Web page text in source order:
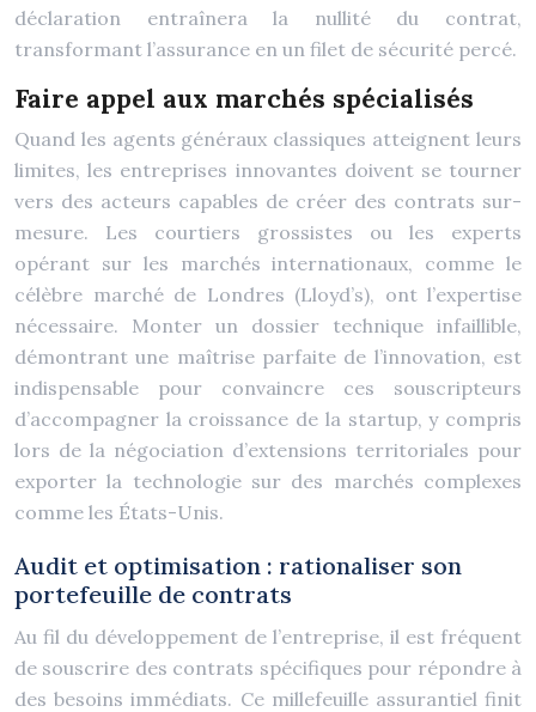
déclaration entraînera la nullité du contrat,
transformant l’assurance en un filet de sécurité percé.
Faire appel aux marchés spécialisés
Quand les agents généraux classiques atteignent leurs
limites, les entreprises innovantes doivent se tourner
vers des acteurs capables de créer des contrats sur-
mesure. Les courtiers grossistes ou les experts
opérant sur les marchés internationaux, comme le
célèbre marché de Londres (Lloyd’s), ont l’expertise
nécessaire. Monter un dossier technique infaillible,
démontrant une maîtrise parfaite de l’innovation, est
indispensable pour convaincre ces souscripteurs
d’accompagner la croissance de la startup, y compris
lors de la négociation d’extensions territoriales pour
exporter la technologie sur des marchés complexes
comme les États-Unis.
Audit et optimisation : rationaliser son
portefeuille de contrats
Au fil du développement de l’entreprise, il est fréquent
de souscrire des contrats spécifiques pour répondre à
des besoins immédiats. Ce millefeuille assurantiel finit